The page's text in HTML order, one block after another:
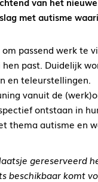
met autisme
passend werk te
past. Duidelijk
en teleurstellingen.
vanuit de
ontstaan in
thema autisme en
gereserveerd
beschikbaar komt